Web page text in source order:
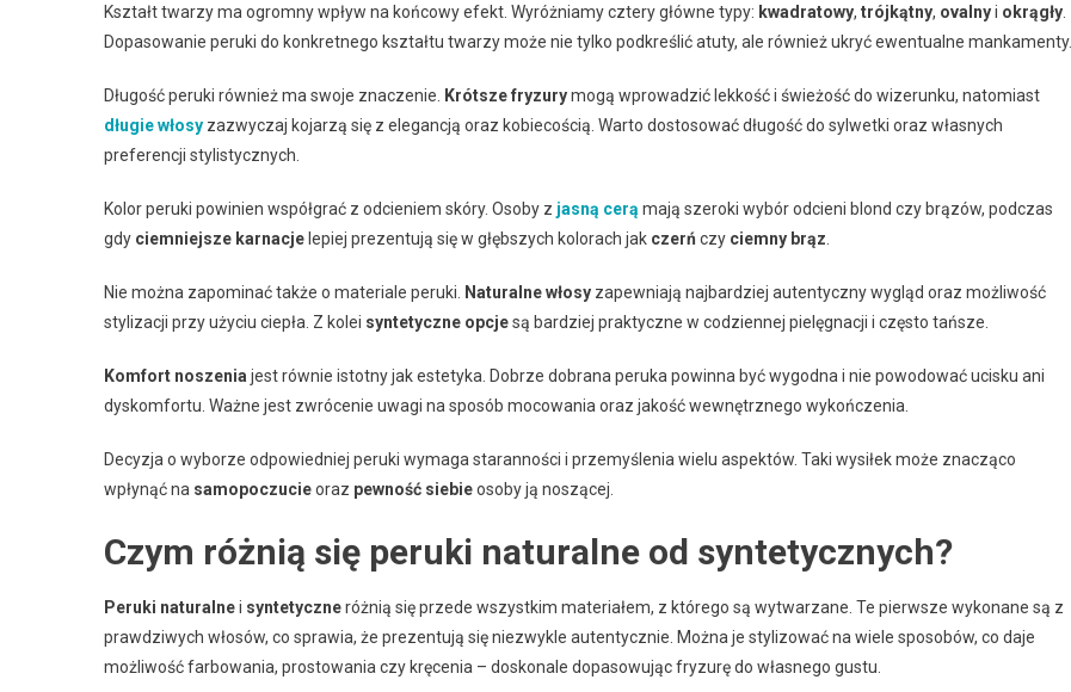
Kształt twarzy ma ogromny wpływ na końcowy efekt. Wyróżniamy cztery główne typy: kwadratowy, trójkątny, ovalnyi okrągły
Dopasowanie peruki do konkretnego kształtu twarzy może nie tylko podkreślić atuty, ale również ukryć ewentualne mankamenty.
Długość peruki również ma swoje znaczenie. Krótsze fryzurymogą wprowadzić lekkość i świeżość do wizerunku, natomiast
długie włosy zazwyczaj kojarzą się z elegancją oraz kobiecością. Warto dostosować długość do sylwetki oraz własnych
preferencji stylistycznych.
Kolor peruki powinien współgrać z odcieniem skóry. Osoby z jasną cerą mają szeroki wybór odcieni blond czy brązów, podczas
gdy ciemniejsze karnacje lepiej prezentują się w głębszych kolorach jak czerń czy ciemny brąz
Nie można zapominać także o materiale peruki. Naturalne włosy zapewniają najbardziej autentyczny wygląd oraz możliwość
stylizacji przy użyciu ciepła. Z kolei syntetyczne opcjesą bardziej praktyczne w codziennej pielęgnacji i często tańsze.
Komfort noszenia jest równie istotny jak estetyka. Dobrze dobrana peruka powinna być wygodna i nie powodować ucisku ani
dyskomfortu. Ważne jest zwrócenie uwagi na sposób mocowania oraz jakość wewnętrznego wykończenia.
Decyzja o wyborze odpowiedniej peruki wymaga staranności i przemyślenia wielu aspektów. Taki wysiłek może znacząco
wpłynąć na samopoczucieoraz pewność siebieosoby ją noszącej.
Czym różnią się peruki naturalne od syntetycznych?
Peruki naturalnei syntetyczneróżnią się przede wszystkim materiałem, z którego są wytwarzane. Te pierwsze wykonane są z
prawdziwych włosów, co sprawia, że prezentują się niezwykle autentycznie. Można je stylizować na wiele sposobów, co daje
możliwość farbowania, prostowania czy kręcenia – doskonale dopasowując fryzurę do własnego gustu.